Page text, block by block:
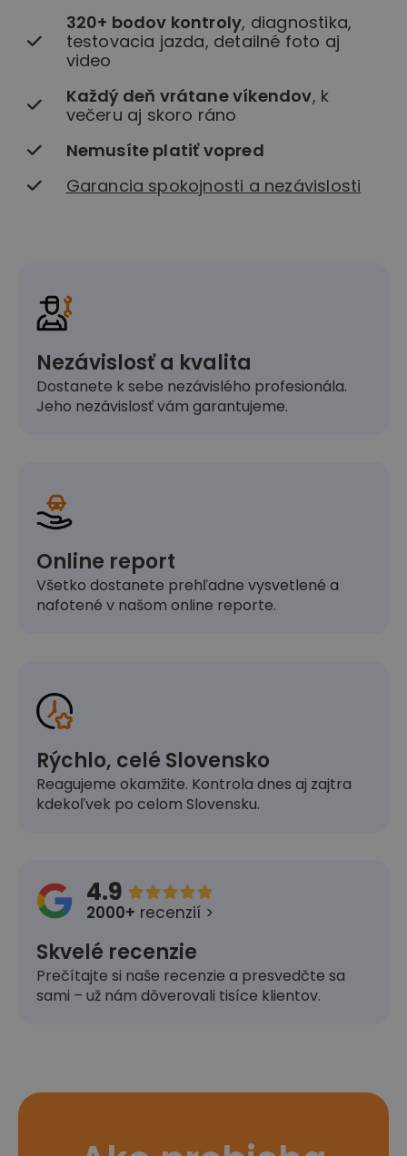
320+ bodov kontroly, diagnostika,
testovacia jazda, detailné foto aj
video
Každý deň vrátane víkendov, k
večeru aj skoro ráno
Nemusíte platiť vopred
Garancia spokojnosti a nezávislosti
Nezávislosť a kvalita
Dostanete k sebe nezávislého profesionála.
Jeho nezávislosť vám garantujeme.
Online report
Všetko dostanete prehľadne vysvetlené a
nafotené v našom online reporte.
Rýchlo, celé Slovensko
Reagujeme okamžite. Kontrola dnes aj zajtra
kdekoľvek po celom Slovensku.
4.9 
2000+ recenzií >
Skvelé recenzie
Prečítajte si naše recenzie a presvedčte sa
sami – už nám dôverovali tisíce klientov.